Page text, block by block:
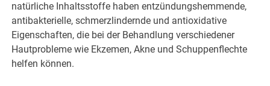
natürliche Inhaltsstoffe haben entzündungshemmende,
antibakterielle, schmerzlindernde und antioxidative
Eigenschaften, die bei der Behandlung verschiedener
Hautprobleme wie Ekzemen, Akne und Schuppenflechte
helfen können.